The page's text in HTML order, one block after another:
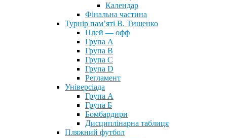
Календар
Фінальна частина
Турнір пам’яті В. Тищенко
Плей — офф
Група А
Група B
Група С
Група D
Регламент
Універсіада
Група А
Група Б
Бомбардири
Дисциплінарна таблиця
Пляжний футбол